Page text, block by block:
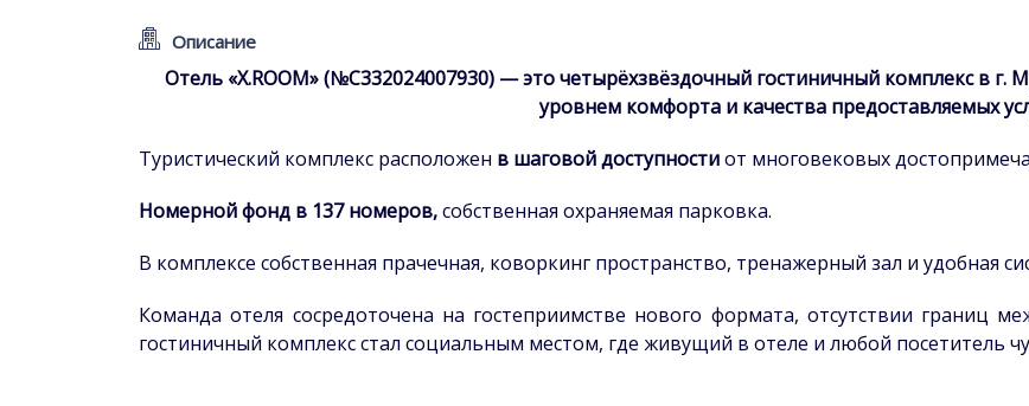
Описание
Отель «X.ROOM» (№С332024007930) — это четырёхзвёздочный гостиничный комплекс в
уровнем комфорта и качества предоставляемых
Туристический комплекс расположен в шаговой доступностиот многовековых
Номерной фонд в 137 номеров,собственная охраняемая парковка.
В комплексе собственная прачечная, коворкинг пространство, тренажерный зал и удобная
Команда отеля сосредоточена на гостеприимстве нового формата, отсутствии границ
гостиничный комплекс стал социальным местом, где живущий в отеле и любой посетитель